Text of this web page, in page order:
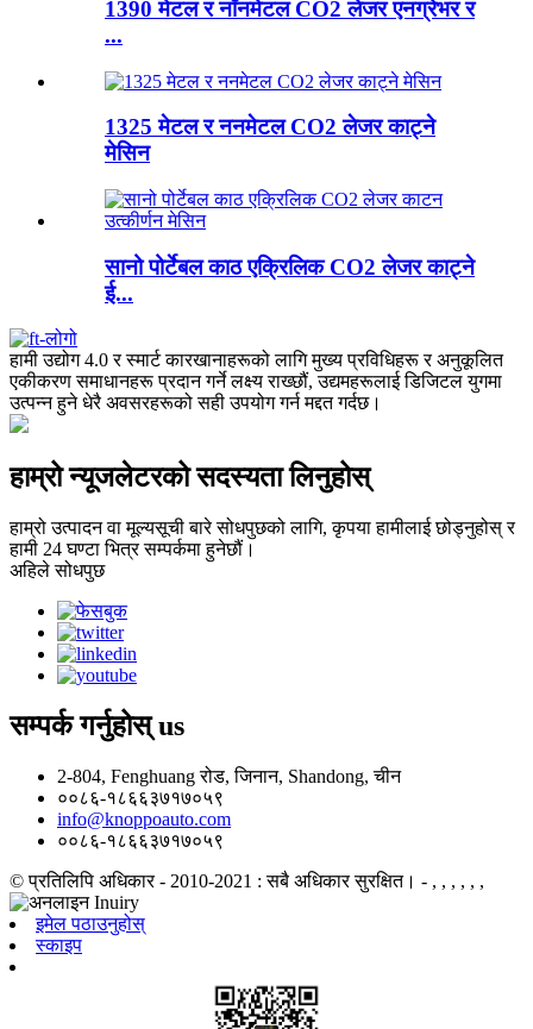
1390 मेटल र नॉनमेटल CO2 लेजर एनग्रेभर र
...
1325 मेटल र ननमेटल CO2 लेजर काट्ने
मेसिन
सानो पोर्टेबल काठ एक्रिलिक CO2 लेजर काट्ने
ई...
हामी उद्योग 4.0 र स्मार्ट कारखानाहरूको लागि मुख्य प्रविधिहरू र अनुकूलित
एकीकरण समाधानहरू प्रदान गर्ने लक्ष्य राख्छौं, उद्यमहरूलाई डिजिटल युगमा
उत्पन्न हुने धेरै अवसरहरूको सही उपयोग गर्न मद्दत गर्दछ।
हाम्रो न्यूजलेटरको सदस्यता लिनुहोस्
हाम्रो उत्पादन वा मूल्यसूची बारे सोधपुछको लागि, कृपया हामीलाई छोड्नुहोस् र
हामी 24 घण्टा भित्र सम्पर्कमा हुनेछौं।
अहिले सोधपुछ
सम्पर्क गर्नुहोस्us
2-804, Fenghuang रोड, जिनान, Shandong, चीन
००८६-१८६६३७१७०५९
info@knoppoauto.com
००८६-१८६६३७१७०५९
© प्रतिलिपि अधिकार - 2010-2021 : सबै अधिकार सुरक्षित। - , , , , , ,
इमेल पठाउनुहोस्
स्काइप